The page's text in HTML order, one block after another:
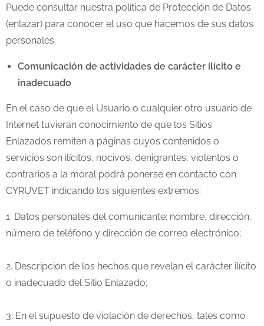
Puede consultar nuestra política de Protección de Datos
(enlazar) para conocer el uso que hacemos de sus datos
personales.
Comunicación de actividades de carácter ilícito e
inadecuado
En el caso de que el Usuario o cualquier otro usuario de
Internet tuvieran conocimiento de que los Sitios
Enlazados remiten a páginas cuyos contenidos o
servicios son ilícitos, nocivos, denigrantes, violentos o
contrarios a la moral podrá ponerse en contacto con
CYRUVET indicando los siguientes extremos:
1. Datos personales del comunicante: nombre, dirección,
número de teléfono y dirección de correo electrónico;
2. Descripción de los hechos que revelan el carácter ilícito
o inadecuado del Sitio Enlazado;
3. En el supuesto de violación de derechos, tales como